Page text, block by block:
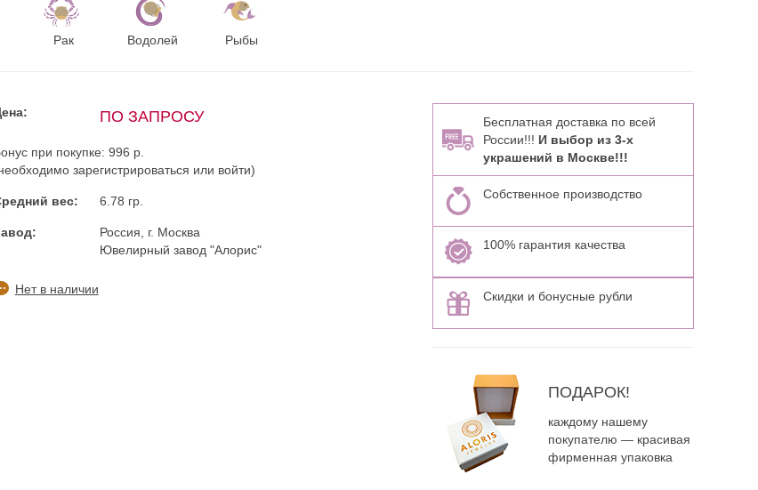
Рак Водолей Рыбы
ПО ЗАПРОСУ
при покупке: 996 р.
зарегистрироваться или войти)
вес: 6.78 гр.
Россия, г. Москва
Ювелирный завод "Алорис"
Нет в наличии
Бесплатная доставка по всей
России!!! И выбор из 3-х
украшений в Москве!!!
Собственное производство
100% гарантия качества
Скидки и бонусные рубли
ПОДАРОК!
каждому нашему
покупателю — красивая
фирменная упаковка